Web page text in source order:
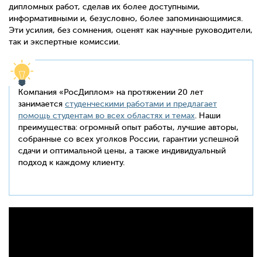
дипломных работ, сделав их более доступными,
информативными и, безусловно, более запоминающимися.
Эти усилия, без сомнения, оценят как научные руководители,
так и экспертные комиссии.
Компания «РосДиплом» на протяжении 20 лет
занимается студенческими работами и предлагает
помощь студентам во всех областях и темах. Наши
преимущества: огромный опыт работы, лучшие авторы,
собранные со всех уголков России, гарантии успешной
сдачи и оптимальной цены, а также индивидуальный
подход к каждому клиенту.